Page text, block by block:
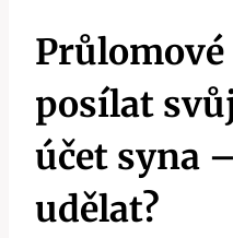
Průlomové
posílat
účet syna
udělat?